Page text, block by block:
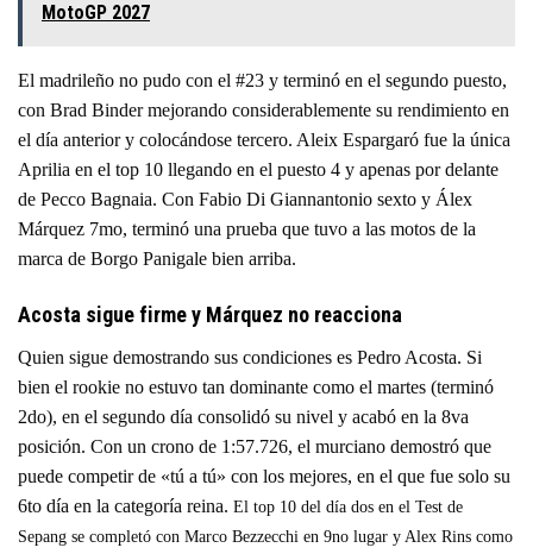
MotoGP 2027
El madrileño no pudo con el #23 y terminó en el segundo puesto,
con Brad Binder mejorando considerablemente su rendimiento en
el día anterior y colocándose tercero. Aleix Espargaró fue la única
Aprilia en el top 10 llegando en el puesto 4 y apenas por delante
de Pecco Bagnaia. Con Fabio Di Giannantonio sexto y Álex
Márquez 7mo, terminó una prueba que tuvo a las motos de la
marca de Borgo Panigale bien arriba.
Acosta sigue firme y Márquez no reacciona
Quien sigue demostrando sus condiciones es Pedro Acosta. Si
bien el rookie no estuvo tan dominante como el martes (terminó
2do), en el segundo día consolidó su nivel y acabó en la 8va
posición. Con un crono de 1:57.726, el murciano demostró que
puede competir de «tú a tú» con los mejores, en el que fue solo su
6to día en la categoría reina. El top 10 del día dos en el Test de
Sepang se completó con Marco Bezzecchi en 9no lugar y Alex Rins como